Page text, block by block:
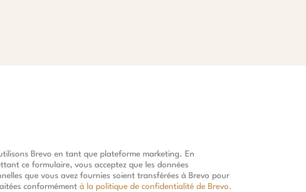
Brevo en tant que plateforme marketing. En
ce formulaire, vous acceptez que les données
que vous avez fournies soient transférées à Brevo pour
conformément à la politique de confidentialité de Brevo.